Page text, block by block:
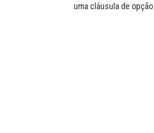
uma cláusula de